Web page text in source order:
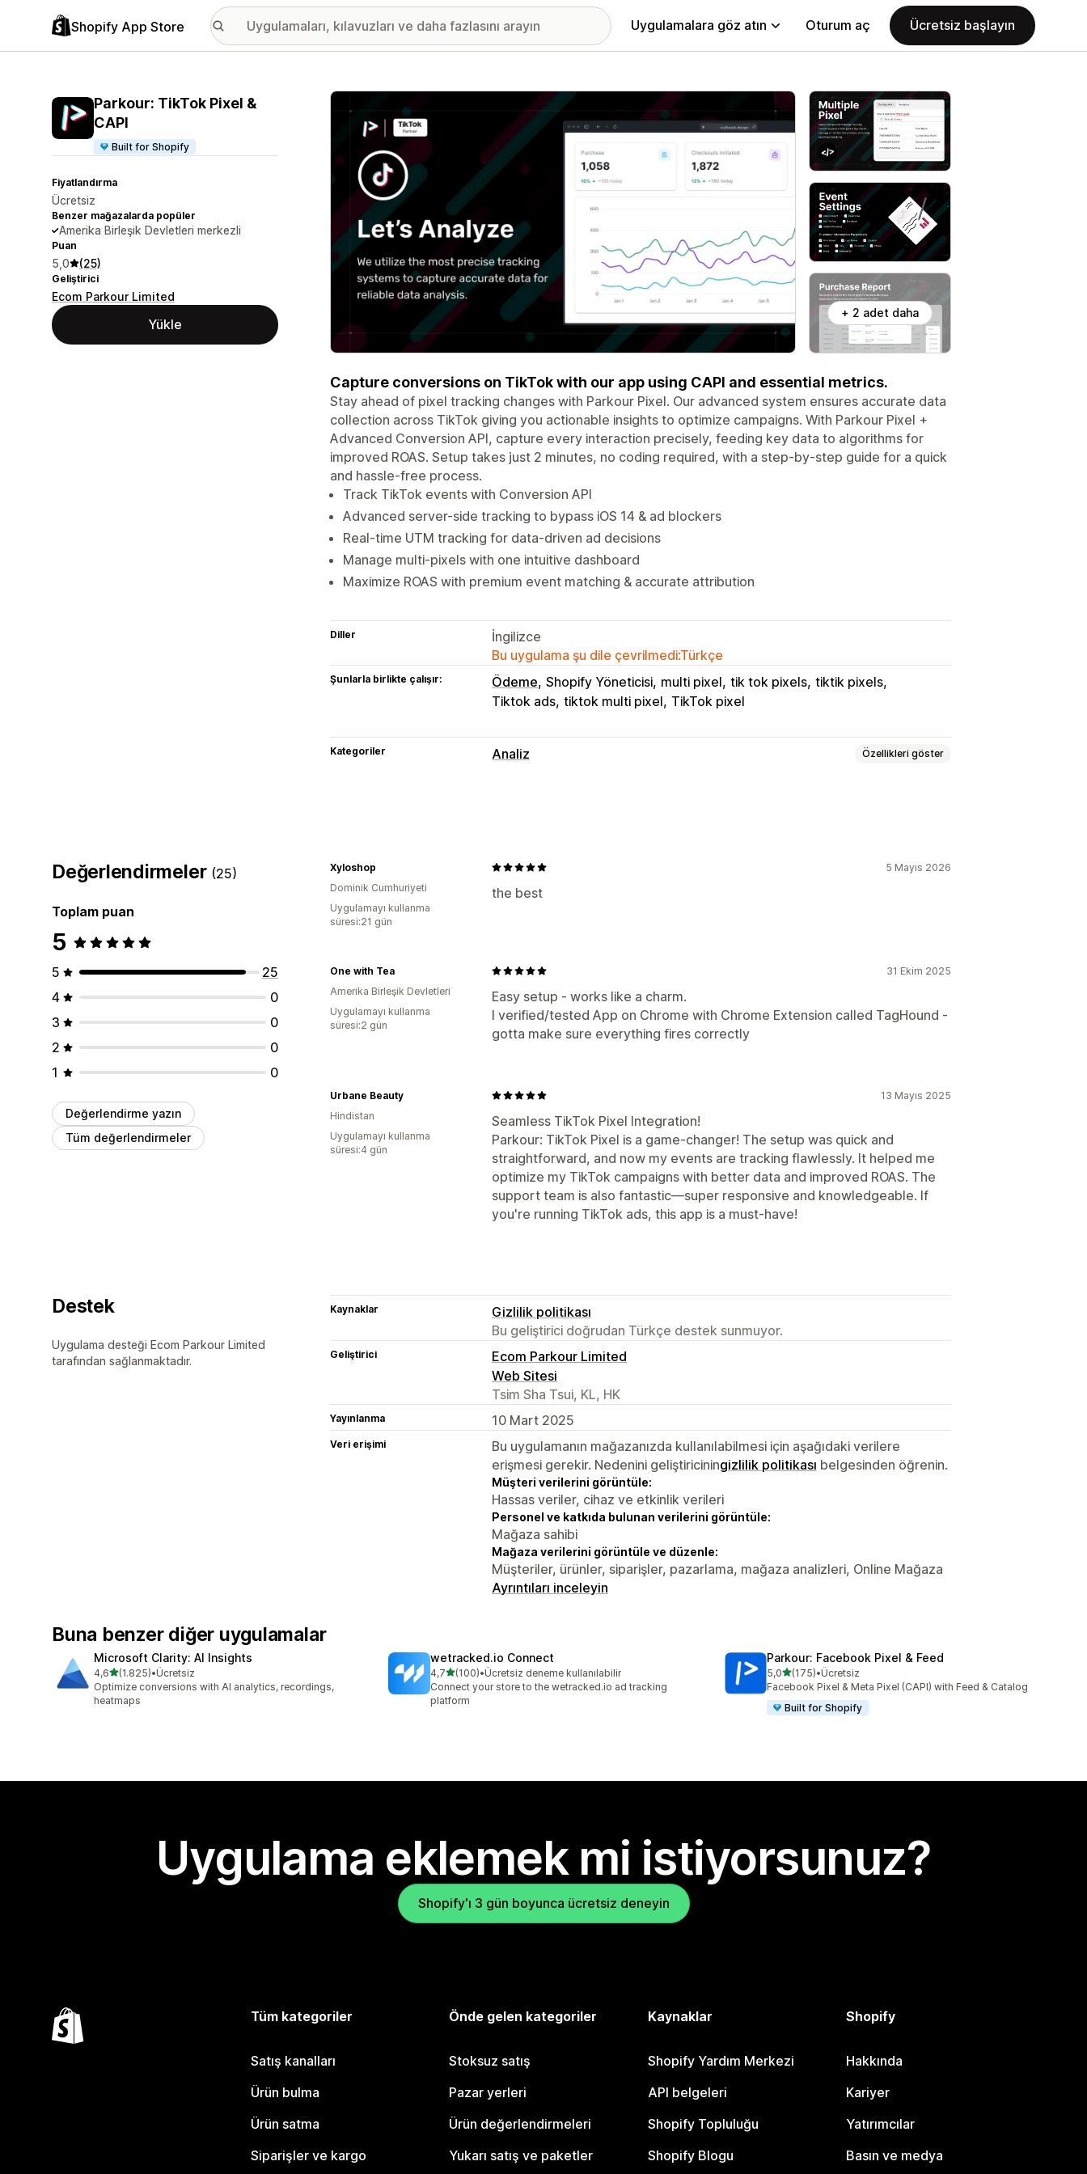
Shopify App Store Uygulamalara göz atın Oturum aç Ücretsiz başlayın
Parkour: TikTok Pixel &
CAPI
Built for Shopify
Fiyatlandırma
Ücretsiz
Benzer mağazalarda popüler
Amerika Birleşik Devletleri merkezli
Puan
5,0 (25)
Geliştirici
Ecom Parkour Limited
Yükle
Öne çıkan görsel galerisi
+ 2 adet daha
Capture conversions on TikTok with our app using CAPI and essential metrics.
Stay ahead of pixel tracking changes with Parkour Pixel. Our advanced system ensures accurate data
collection across TikTok giving you actionable insights to optimize campaigns. With Parkour Pixel +
Advanced Conversion API, capture every interaction precisely, feeding key data to algorithms for
improved ROAS. Setup takes just 2 minutes, no coding required, with a step-by-step guide for a quick
and hassle-free process.
Track TikTok events with Conversion API
Advanced server-side tracking to bypass iOS 14 & ad blockers
Real-time UTM tracking for data-driven ad decisions
Manage multi-pixels with one intuitive dashboard
Maximize ROAS with premium event matching & accurate attribution
Diller
İngilizce
Bu uygulama şu dile çevrilmedi:Türkçe
Şunlarla birlikte çalışır: Ödeme Shopify Yöneticisi multi pixel tik tok pixels tiktik pixels
Tiktok ads tiktok multi pixel TikTok pixel
Kategoriler Analiz Özellikleri göster
Pazarlama öz nitelikleri
UTM takibi
Piksel takibi
Değerlendirmeler (25)
Toplam puan
5
5
25
4
0
3
0
2
0
1
0
Değerlendirme yazın
Tüm değerlendirmeler
5 Mayıs 2026
the best
Xyloshop
Dominik Cumhuriyeti
Uygulamayı kullanma
süresi:21 gün
31 Ekim 2025
Easy setup - works like a charm.
I verified/tested App on Chrome with Chrome Extension called TagHound -
gotta make sure everything fires correctly
One with Tea
Amerika Birleşik Devletleri
Uygulamayı kullanma
süresi:2 gün
13 Mayıs 2025
Seamless TikTok Pixel Integration!
Parkour: TikTok Pixel is a game-changer! The setup was quick and
straightforward, and now my events are tracking flawlessly. It helped me
optimize my TikTok campaigns with better data and improved ROAS. The
support team is also fantastic—super responsive and knowledgeable. If
you're running TikTok ads, this app is a must-have!
Urbane Beauty
Hindistan
Uygulamayı kullanma
süresi:4 gün
Destek
Uygulama desteği Ecom Parkour Limited
tarafından sağlanmaktadır.
Kaynaklar
Gizlilik politikası
Bu geliştirici doğrudan Türkçe destek sunmuyor.
Geliştirici
Ecom Parkour Limited
Web Sitesi
Tsim Sha Tsui, KL, HK
Yayınlanma 10 Mart 2025
Veri erişimi
Bu uygulamanın mağazanızda kullanılabilmesi için aşağıdaki verilere
erişmesi gerekir. Nedenini geliştiriciningizlilik politikası belgesinden öğrenin.
Müşteri verilerini görüntüle:
Hassas veriler, cihaz ve etkinlik verileri
Personel ve katkıda bulunan verilerini görüntüle:
Mağaza sahibi
Mağaza verilerini görüntüle ve düzenle:
Müşteriler, ürünler, siparişler, pazarlama, mağaza analizleri, Online Mağaza
Ayrıntıları inceleyin
Buna benzer diğer uygulamalar
Microsoft Clarity: AI Insights
4,65 yıldız üzerinden
(1.825)
toplam 1825 değerlendirme
•Ücretsiz
Optimize conversions with AI analytics, recordings,
heatmaps
wetracked.io Connect
4,75 yıldız üzerinden
(100)
toplam 100 değerlendirme
•Ücretsiz deneme kullanılabilir
Connect your store to the wetracked.io ad tracking
platform
Parkour: Facebook Pixel & Feed
5,05 yıldız üzerinden
(175)
toplam 175 değerlendirme
•Ücretsiz
Facebook Pixel & Meta Pixel (CAPI) with Feed & Catalog
Built for Shopify
Uygulama eklemek mi istiyorsunuz?
Shopify'ı 3 gün boyunca ücretsiz deneyin
Tüm kategoriler
Satış kanalları
Ürün bulma
Ürün satma
Siparişler ve kargo
Önde gelen kategoriler
Stoksuz satış
Pazar yerleri
Ürün değerlendirmeleri
Yukarı satış ve paketler
Kaynaklar
Shopify Yardım Merkezi
API belgeleri
Shopify Topluluğu
Shopify Blogu
Shopify
Hakkında
Kariyer
Yatırımcılar
Basın ve medya